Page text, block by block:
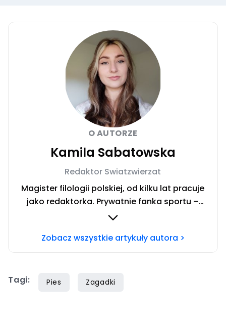
O AUTORZE
Kamila Sabatowska
Redaktor Swiatzwierzat
Magister filologii polskiej, od kilku lat pracuje
jako redaktorka. Prywatnie fanka sportu –
zwłaszcza siatkówki i miłośniczka zwierząt.
ze mną skontaktować?Napisz adresowaną do
Zobacz wszystkie artykuły autora >
Tagi: Pies Zagadki